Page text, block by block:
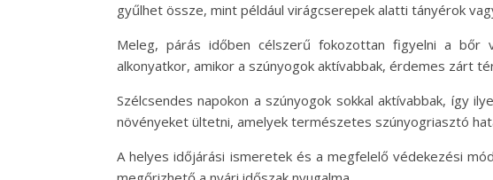
gyűlhet össze, mint például virágcserepek alatti tányérok
Meleg, párás időben célszerű fokozottan figyelni a bőr
alkonyatkor, amikor a szúnyogok aktívabbak, érdemes zárt
Szélcsendes napokon a szúnyogok sokkal aktívabbak, így
növényeket ültetni, amelyek természetes szúnyogriasztó
A helyes időjárási ismeretek és a megfelelő védekezési